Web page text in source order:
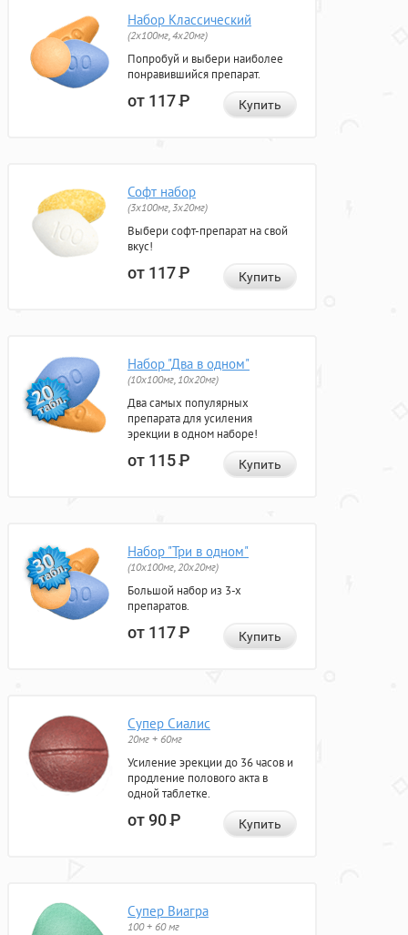
Набор Классический
(2x100мг, 4x20мг)
Попробуй и выбери наиболее
понравившийся препарат.
от 117Р Купить
Софт набор
(3x100мг, 3x20мг)
Выбери софт-препарат на свой
вкус!
от 117Р Купить
Набор "Два в одном"
(10x100мг, 10x20мг)
Два самых популярных
препарата для усиления
эрекции в одном наборе!
от 115Р Купить
Набор "Три в одном"
(10x100мг, 20x20мг)
Большой набор из 3-х
препаратов.
от 117Р Купить
Супер Сиалис
20мг + 60мг
Усиление эрекции до 36 часов и
продление полового акта в
одной таблетке.
от 90Р Купить
Супер Виагра
100 + 60 мг